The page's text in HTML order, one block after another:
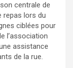
centrale de
repas lors du
ciblées pour
l’association
assistance
de la rue.